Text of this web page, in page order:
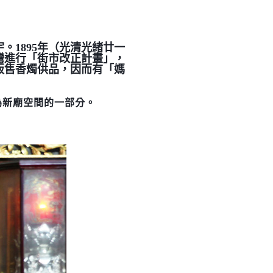
1895年（光清光緒廿一
行「街市改正計畫」，
香燭供品，因而有「媽
廟空間的一部分。